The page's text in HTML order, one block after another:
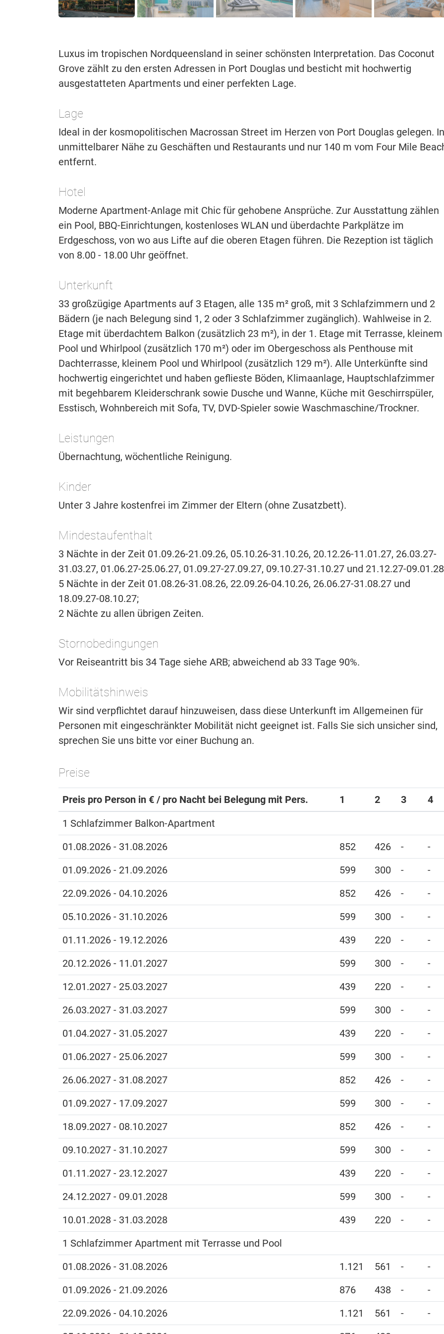
Luxus im tropischen Nordqueensland in seiner schönsten Interpretation. Das Coconut
Grove zählt zu den ersten Adressen in Port Douglas und besticht mit hochwertig
ausgestatteten Apartments und einer perfekten Lage.
Lage
Ideal in der kosmopolitischen Macrossan Street im Herzen von Port Douglas gelegen. In
unmittelbarer Nähe zu Geschäften und Restaurants und nur 140 m vom Four Mile
entfernt.
Hotel
Moderne Apartment-Anlage mit Chic für gehobene Ansprüche. Zur Ausstattung zählen
ein Pool, BBQ-Einrichtungen, kostenloses WLAN und überdachte Parkplätze im
Erdgeschoss, von wo aus Lifte auf die oberen Etagen führen. Die Rezeption ist täglich
von 8.00 - 18.00 Uhr geöffnet.
Unterkunft
33 großzügige Apartments auf 3 Etagen, alle 135 m² groß, mit 3 Schlafzimmern und 2
Bädern (je nach Belegung sind 1, 2 oder 3 Schlafzimmer zugänglich). Wahlweise in 2.
Etage mit überdachtem Balkon (zusätzlich 23 m²), in der 1. Etage mit Terrasse, kleinem
Pool und Whirlpool (zusätzlich 170 m²) oder im Obergeschoss als Penthouse mit
Dachterrasse, kleinem Pool und Whirlpool (zusätzlich 129 m²). Alle Unterkünfte sind
hochwertig eingerichtet und haben geflieste Böden, Klimaanlage, Hauptschlafzimmer
mit begehbarem Kleiderschrank sowie Dusche und Wanne, Küche mit Geschirrspüler,
Esstisch, Wohnbereich mit Sofa, TV, DVD-Spieler sowie Waschmaschine/Trockner.
Leistungen
Übernachtung, wöchentliche Reinigung.
Kinder
Unter 3 Jahre kostenfrei im Zimmer der Eltern (ohne Zusatzbett).
Mindestaufenthalt
3 Nächte in der Zeit 01.09.26-21.09.26, 05.10.26-31.10.26, 20.12.26-11.01.27, 26.03.27-
31.03.27, 01.06.27-25.06.27, 01.09.27-27.09.27, 09.10.27-31.10.27 und 21.12.27-09.01.28
5 Nächte in der Zeit 01.08.26-31.08.26, 22.09.26-04.10.26, 26.06.27-31.08.27 und
18.09.27-08.10.27;
2 Nächte zu allen übrigen Zeiten.
Stornobedingungen
Vor Reiseantritt bis 34 Tage siehe ARB; abweichend ab 33 Tage 90%.
Mobilitätshinweis
Wir sind verpflichtet darauf hinzuweisen, dass diese Unterkunft im Allgemeinen für
Personen mit eingeschränkter Mobilität nicht geeignet ist. Falls Sie sich unsicher sind,
sprechen Sie uns bitte vor einer Buchung an.
Preise
Preis pro Person in € / pro Nacht bei Belegung mit Pers. 1 2 3
4
1 Schlafzimmer Balkon-Apartment
01.08.2026 - 31.08.2026
852 426 -
-
01.09.2026 - 21.09.2026
599 300 -
-
22.09.2026 - 04.10.2026
852 426 -
-
05.10.2026 - 31.10.2026
599 300 -
-
01.11.2026 - 19.12.2026
439 220 -
-
20.12.2026 - 11.01.2027
599 300 -
-
12.01.2027 - 25.03.2027
439 220 -
-
26.03.2027 - 31.03.2027
599 300 -
-
01.04.2027 - 31.05.2027
439 220 -
-
01.06.2027 - 25.06.2027
599 300 -
-
26.06.2027 - 31.08.2027
852 426 -
-
01.09.2027 - 17.09.2027
599 300 -
-
18.09.2027 - 08.10.2027
852 426 -
-
09.10.2027 - 31.10.2027
599 300 -
-
01.11.2027 - 23.12.2027
439 220 -
-
24.12.2027 - 09.01.2028
599 300 -
-
10.01.2028 - 31.03.2028
439 220 -
-
1 Schlafzimmer Apartment mit Terrasse und Pool
01.08.2026 - 31.08.2026
1.121 561 -
-
01.09.2026 - 21.09.2026
876 438 -
-
22.09.2026 - 04.10.2026
1.121 561 -
-